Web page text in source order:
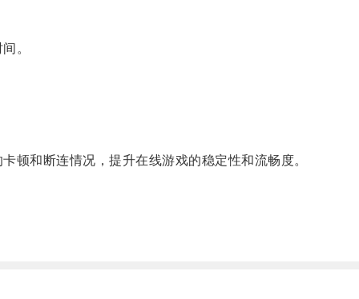
。
和断连情况，提升在线游戏的稳定性和流畅度。